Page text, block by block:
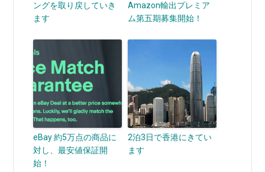
ングを取り戻していき
ます
Amazon輸出プレミア
ム第五期募集開始！
eBay 約5万点の商品に
対し、最安値保証開
始！
2泊3日で香港にきてい
ます